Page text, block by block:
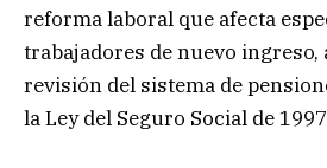
reforma laboral que afecta
trabajadores de nuevo ingreso,
revisión del sistema de
la Ley del Seguro Social de